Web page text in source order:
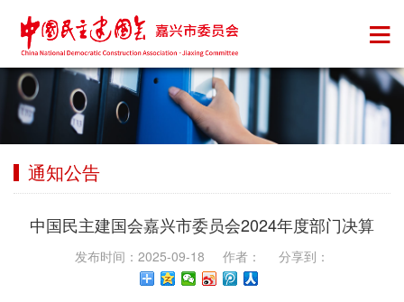
通知公告
中国民主建国会嘉兴市委员会2024年度部门决算
发布时间：2025-09-18 作者： 分享到：